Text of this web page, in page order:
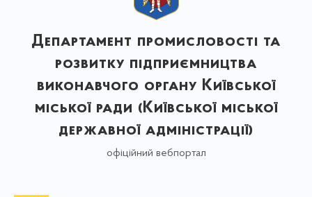
Департамент промисловості та
розвитку підприємництва
виконавчого органу Київської
міської ради (Київської міської
державної адміністрації)
офіційний вебпортал